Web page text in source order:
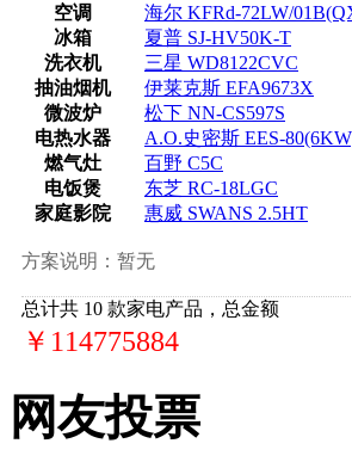
空调
海尔 KFRd-72LW/
冰箱
夏普 SJ-HV50K-T
洗衣机
三星 WD8122CVC
抽油烟机
伊莱克斯 EFA9673X
微波炉
松下 NN-CS597S
电热水器
A.O.史密斯 EES-
燃气灶
百野 C5C
电饭煲
东芝 RC-18LGC
家庭影院
惠威 SWANS 2.5HT
方案说明： 暂无
总计共 10 款家电产品，总金额
￥114775884
网友投票